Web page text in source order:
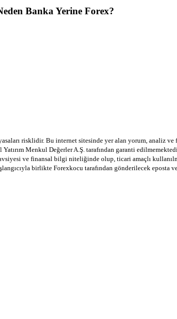
Banka Yerine Forex?
risklidir. Bu internet sitesinde yer alan yorum, analiz
Menkul Değerler A.Ş. tarafından garanti
ve finansal bilgi niteliğinde olup, ticari amaçlı
birlikte Forexkocu tarafından gönderilecek eposta